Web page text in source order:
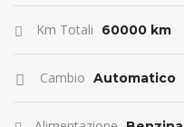
Km Totali 60000 km
Cambio Automatico